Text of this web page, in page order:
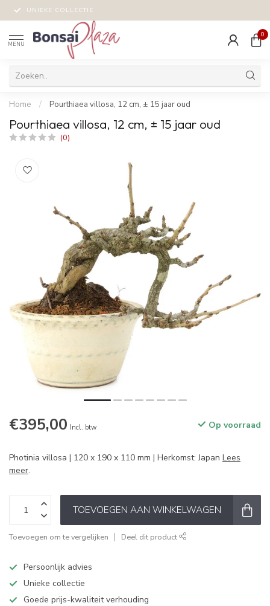
UNIEKE COLLECTIE
MENU
0
Home / Pourthiaea villosa, 12 cm, ± 15 jaar oud
Pourthiaea villosa, 12 cm, ± 15 jaar oud
(0)
€395,00 Incl. btw Op voorraad
Photinia villosa | 120 x 190 x 110 mm | Herkomst: Japan Lees
meer.
TOEVOEGEN AAN WINKELWAGEN
Toevoegen om te vergelijken Deel dit product
Persoonlijk advies
Unieke collectie
Goede prijs-kwaliteit verhouding